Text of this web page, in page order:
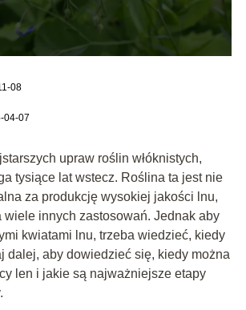
08
04-07
upraw roślin włóknistych,
tysiące lat wstecz. Roślina ta jest nie
za produkcję wysokiej jakości lnu,
wiele innych zastosowań. Jednak aby
kwiatami lnu, trzeba wiedzieć, kiedy
dalej, aby dowiedzieć się, kiedy można
len i jakie są najważniejsze etapy